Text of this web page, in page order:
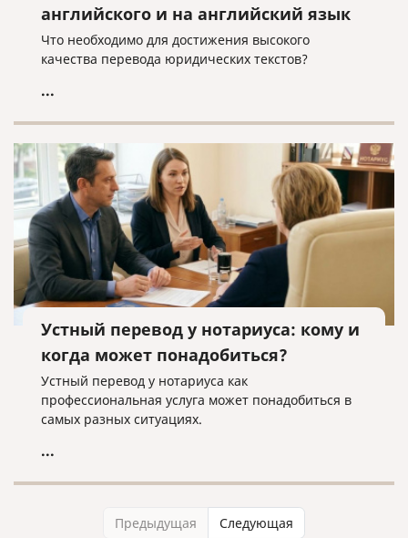
английского и на английский язык
Что необходимо для достижения высокого
качества перевода юридических текстов?
...
Устный перевод у нотариуса: кому и
когда может понадобиться?
Устный перевод у нотариуса как
профессиональная услуга может понадобиться в
самых разных ситуациях.
...
Предыдущая Следующая